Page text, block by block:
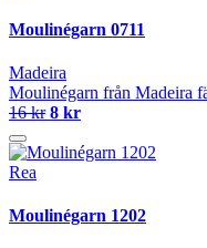
Moulinégarn 0711
Madeira
Moulinégarn från Madeira
16 kr 8 kr
Rea
Moulinégarn 1202